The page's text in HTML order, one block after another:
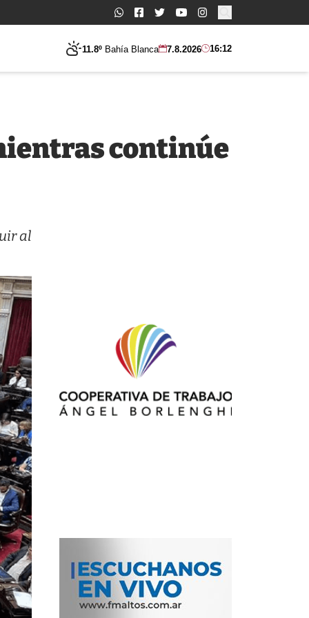
Buscar:
11.8º Bahía Blanca 7.8.2026 16:12
continúe
al